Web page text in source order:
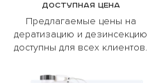
Доступная цена
Предлагаемые цены на
дератизацию и дезинсекцию
доступны для всех клиентов.